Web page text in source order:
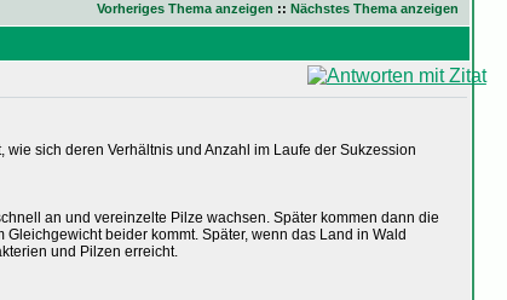
Vorheriges Thema anzeigen :: Nächstes Thema anzeigen
sich deren Verhältnis und Anzahl im Laufe der Sukzession
an und vereinzelte Pilze wachsen. Später kommen dann die
beider kommt. Später, wenn das Land in Wald
und Pilzen erreicht.